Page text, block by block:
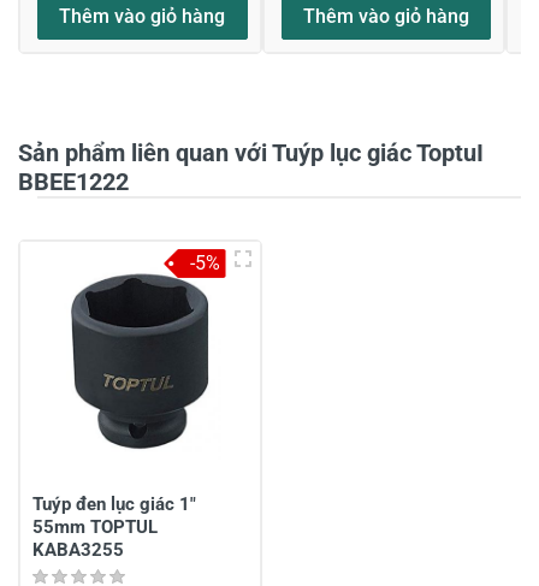
Tiêu đề của nhận xét *
Viết nhận xét của bạn vào bên dưới
Gửi nhận xét
Thêm vào giỏ hàng Thêm vào giỏ hàng
Sản phẩm liên quan với Tuýp lục giác ToptuI
BBEE1222
Tuýp đen lục giác 1"
55mm TOPTUL
KABA3255
-5%